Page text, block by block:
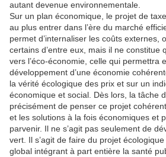
autant devenue environnementale.
Sur un plan économique, le projet de
au plus entrer dans l’ère du marché
permet d’internaliser les coûts externes,
certains d’entre eux, mais il ne constitue
vers l’éco-économie, celle qui permettra
développement d’une économie
la vérité écologique des prix et sur un
économique et social. Dès lors, la tâche
précisément de penser ce projet
et les solutions à la fois économiques et
parvenir. Il ne s’agit pas seulement de
vert. Il s’agit de faire du projet
global intégrant à part entière la santé